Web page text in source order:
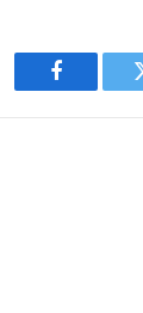
Facebook